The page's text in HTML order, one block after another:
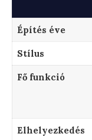
Építés éve
Stílus
Fő funkció
Elhelyezkedés